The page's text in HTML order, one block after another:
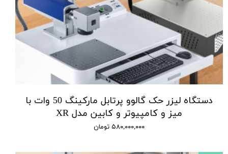
دستگاه لیزر حک گالوو پرتابل مارکینگ 50 وات با
میز و کامپیوتر و کابین مدل XR
۵۸۰,۰۰۰,۰۰۰ تومان